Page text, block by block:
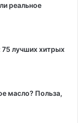
реальное
75 лучших хитрых
масло? Польза,